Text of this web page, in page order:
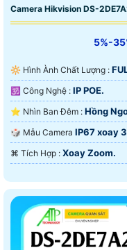
Camera Hikvision DS-
5%-
🔆 Hình Ành Chất Lượng :
🕉️ Công Nghệ : IP POE.
⭐ Nhìn Ban Đêm : Hồng
🎲 Mẫu Camera IP67 xoay
️⌘ Tích Hợp : Xoay Zoom.